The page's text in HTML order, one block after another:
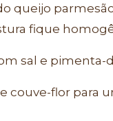
queijo
fique
sal e pimenta-
couve-flor para